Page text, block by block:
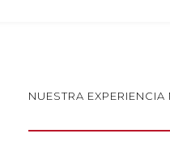
NUESTRA